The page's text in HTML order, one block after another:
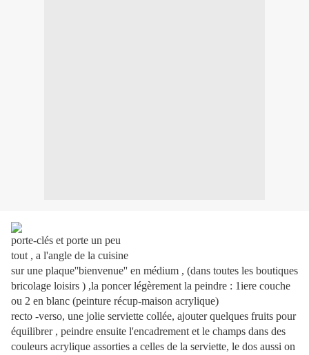
porte-clés et porte un peu
tout , a l'angle de la cuisine
sur une plaque''bienvenue'' en médium , (dans toutes les boutiques
bricolage loisirs ) ,la poncer légèrement la peindre : 1iere couche
ou 2 en blanc (peinture récup-maison acrylique)
recto -verso, une jolie serviette collée, ajouter quelques fruits pour
équilibrer , peindre ensuite l'encadrement et le champs dans des
couleurs acrylique assorties a celles de la serviette, le dos aussi on